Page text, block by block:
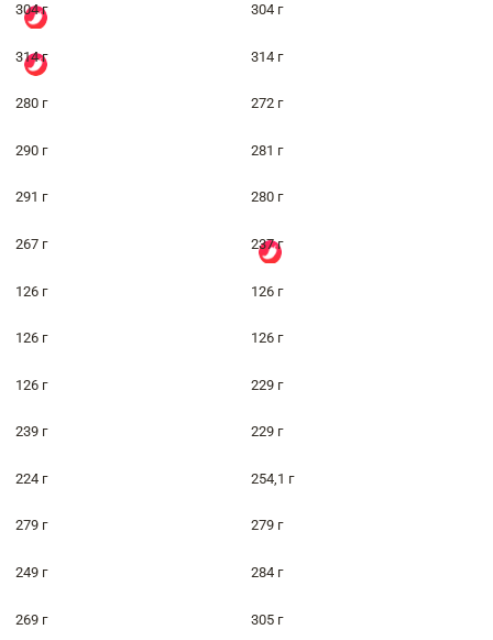
304 г 304 г
314 г 314 г
280 г 272 г
290 г 281 г
291 г 280 г
267 г 237 г
126 г 126 г
126 г 126 г
126 г 229 г
239 г 229 г
224 г 254,1 г
279 г 279 г
249 г 284 г
269 г 305 г